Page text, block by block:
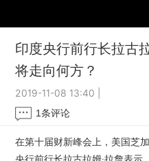
印度央行前行长拉古
将走向何方？
2019-11-08 13:40
1条评论
在第十届财新峰会上，美国芝
央行前行长拉古拉姆·拉詹表示